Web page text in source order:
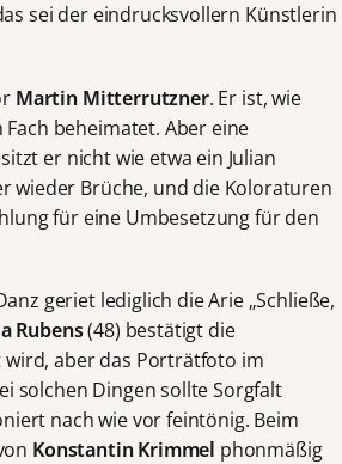
sei der eindrucksvollern Künstlerin
Martin Mitterrutzner. Er ist, wie
beheimatet. Aber eine
er nicht wie etwa ein Julian
wieder Brüche, und die Koloraturen
für eine Umbesetzung für den
geriet lediglich die Arie „Schließe,
Rubens(48) bestätigt die
wird, aber das Porträtfoto im
solchen Dingen sollte Sorgfalt
nach wie vor feintönig. Beim
Konstantin Krimmel phonmäßig